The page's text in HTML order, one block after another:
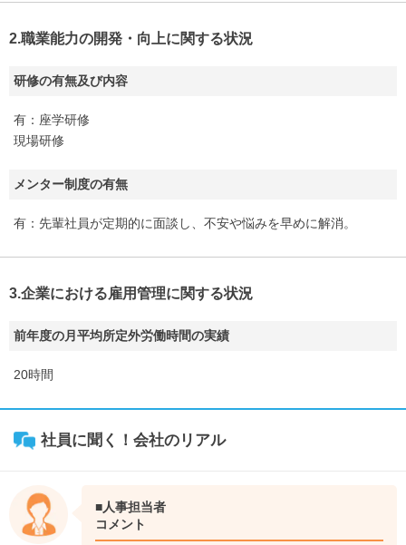
2.職業能力の開発・向上に関する状況
研修の有無及び内容
有：座学研修
現場研修
メンター制度の有無
有：先輩社員が定期的に面談し、不安や悩みを早めに解消。
3.企業における雇用管理に関する状況
前年度の月平均所定外労働時間の実績
20時間
社員に聞く！会社のリアル
■人事担当者
コメント